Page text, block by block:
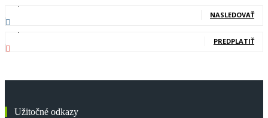
NASLEDOVAŤ
PREDPLATIŤ
Užitočné odkazy